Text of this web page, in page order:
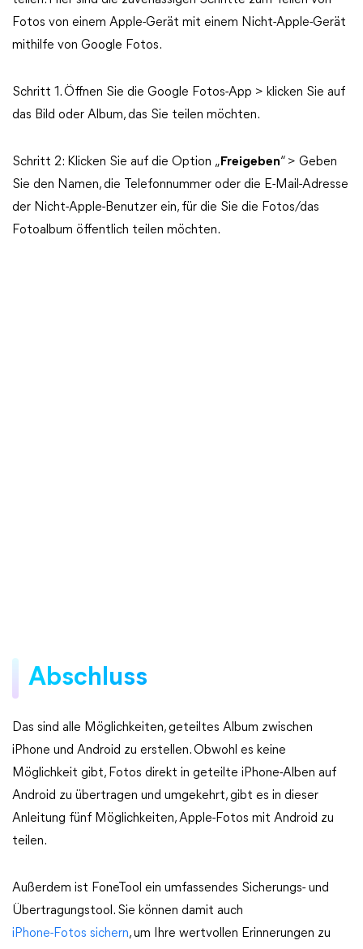
Fotos von einem Apple-Gerät mit einem Nicht-Apple-Gerät
mithilfe von Google Fotos.
Schritt 1. Öffnen Sie die Google Fotos-App > klicken Sie auf
das Bild oder Album, das Sie teilen möchten.
Schritt 2: Klicken Sie auf die Option „ Freigeben“ > Geben
Sie den Namen, die Telefonnummer oder die E-Mail-Adresse
der Nicht-Apple-Benutzer ein, für die Sie die Fotos/das
Fotoalbum öffentlich teilen möchten.
Abschluss
Das sind alle Möglichkeiten, geteiltes Album zwischen
iPhone und Android zu erstellen. Obwohl es keine
Möglichkeit gibt, Fotos direkt in geteilte iPhone-Alben auf
Android zu übertragen und umgekehrt, gibt es in dieser
Anleitung fünf Möglichkeiten, Apple-Fotos mit Android zu
teilen.
Außerdem ist FoneTool ein umfassendes Sicherungs- und
Übertragungstool. Sie können damit auch
iPhone-Fotos sichern, um Ihre wertvollen Erinnerungen zu